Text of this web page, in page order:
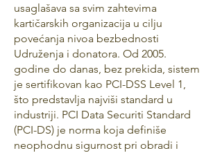
usaglašava sa svim zahtevima
kartičarskih organizacija u cilju
povećanja nivoa bezbednosti
Udruženja i donatora. Od 2005.
godine do danas, bez prekida, sistem
je sertifikovan kao PCI-DSS Level 1,
što predstavlja najviši standard u
industriji. PCI Data Securiti Standard
(PCI-DS) je norma koja definiše
neophodnu sigurnost pri obradi i